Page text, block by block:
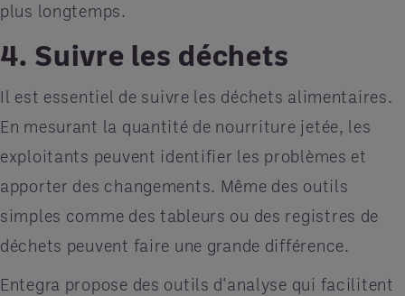
plus longtemps.
4. Suivre les déchets
Il est essentiel de suivre les déchets alimentaires.
En mesurant la quantité de nourriture jetée, les
exploitants peuvent identifier les problèmes et
apporter des changements. Même des outils
simples comme des tableurs ou des registres de
déchets peuvent faire une grande différence.
Entegra propose des outils d'analyse qui facilitent